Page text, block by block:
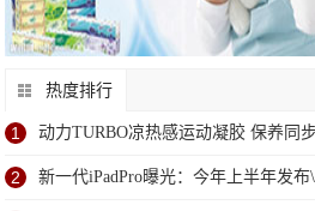
热度排行
1 动力TURBO凉热感运动凝胶 保养同
2 新一代iPadPro曝光：今年上半年发布\